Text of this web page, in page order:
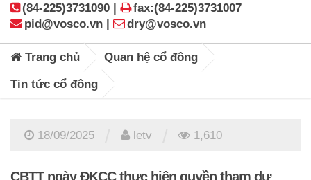
(84-225)3731090 |
fax:(84-225)3731007
pid@vosco.vn |
dry@vosco.vn
Trang chủ Quan hệ cổ đông
Tin tức cổ đông
18/09/2025 letv 1,610
CBTT ngày ĐKCC thực hiện quyền tham dự